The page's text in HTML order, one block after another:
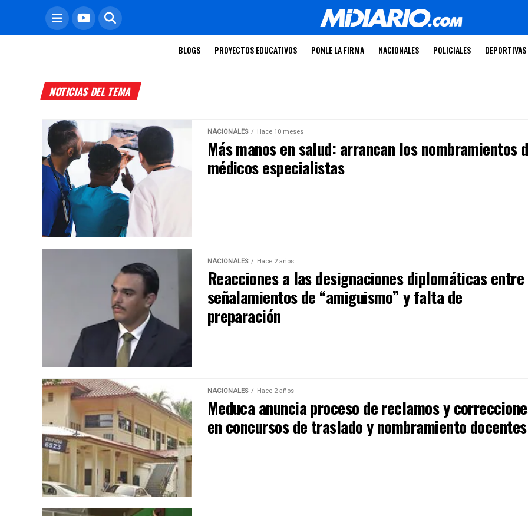
BLOGS PROYECTOS EDUCATIVOS PONLE LA FIRMA NACIONALES POLICIALES DEPORTIVAS
NOTICIAS DEL TEMA
NACIONALES Hace 10 meses
Más manos en salud: arrancan los nombramientos
médicos especialistas
NACIONALES Hace 2 años
Reacciones a las designaciones diplomáticas entre
señalamientos de “amiguismo” y falta de
preparación
NACIONALES Hace 2 años
Meduca anuncia proceso de reclamos y
en concursos de traslado y nombramiento docentes